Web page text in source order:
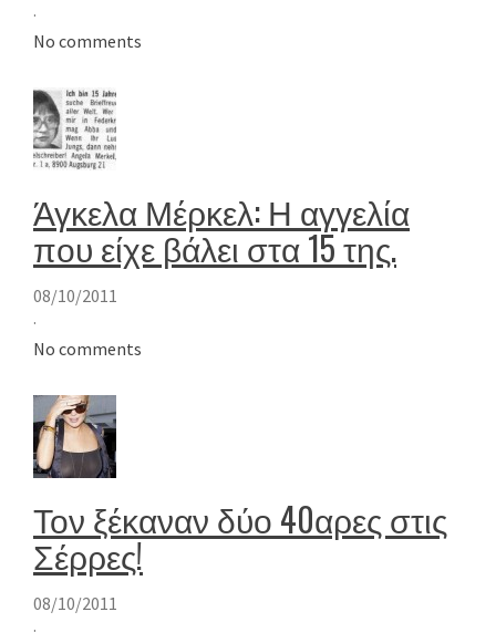
·
No comments
Άγκελα Μέρκελ: Η αγγελία
που είχε βάλει στα 15 της.
08/10/2011
·
No comments
Τον ξέκαναν δύο 40αρες στις
Σέρρες!
08/10/2011
·